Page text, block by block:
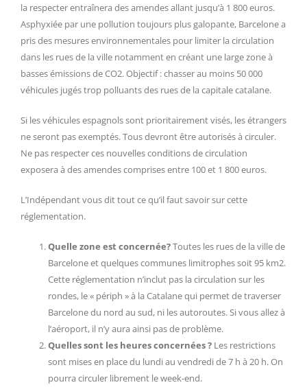
la respecter entraînera des amendes allant jusqu’à 1 800 euros.
Asphyxiée par une pollution toujours plus galopante, Barcelone a
pris des mesures environnementales pour limiter la circulation
dans les rues de la ville notamment en créant une large zone à
basses émissions de CO2. Objectif : chasser au moins 50 000
véhicules jugés trop polluants des rues de la capitale catalane.
Si les véhicules espagnols sont prioritairement visés, les étrangers
ne seront pas exemptés. Tous devront être autorisés à circuler.
Ne pas respecter ces nouvelles conditions de circulation
exposera à des amendes comprises entre 100 et 1 800 euros.
L’Indépendant vous dit tout ce qu’il faut savoir sur cette
réglementation.
Quelle zone est concernée?Toutes les rues de la ville de
Barcelone et quelques communes limitrophes soit 95 km2.
Cette réglementation n’inclut pas la circulation sur les
rondes, le « périph » à la Catalane qui permet de traverser
Barcelone du nord au sud, ni les autoroutes. Si vous allez à
l’aéroport, il n’y aura ainsi pas de problème.
Quelles sont les heures concernées ? Les restrictions
sont mises en place du lundi au vendredi de 7 h à 20 h. On
pourra circuler librement le week-end.